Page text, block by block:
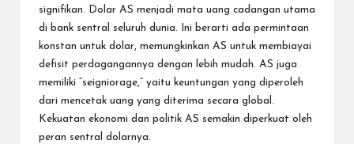
signifikan. Dolar AS menjadi mata uang cadangan utama
di bank sentral seluruh dunia. Ini berarti ada permintaan
konstan untuk dolar, memungkinkan AS untuk membiayai
defisit perdagangannya dengan lebih mudah. AS juga
memiliki “seigniorage,” yaitu keuntungan yang diperoleh
dari mencetak uang yang diterima secara global.
Kekuatan ekonomi dan politik AS semakin diperkuat oleh
peran sentral dolarnya.